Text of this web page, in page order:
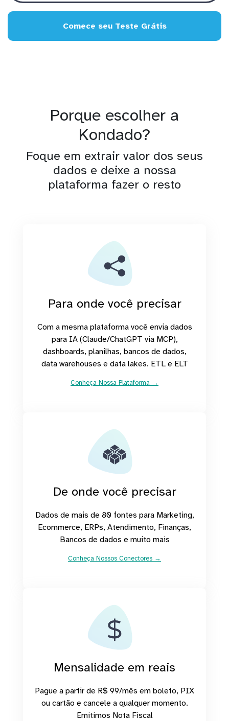
Comece seu Teste Grátis
Porque escolher a
Kondado?
Foque em extrair valor dos seus
dados e deixe a nossa
plataforma fazer o resto
Para onde você precisar
Com a mesma plataforma você envia dados
para IA (Claude/ChatGPT via MCP),
dashboards, planilhas, bancos de dados,
data warehouses e data lakes. ETL e ELT
Conheça Nossa Plataforma →
De onde você precisar
Dados de mais de 80 fontes para Marketing,
Ecommerce, ERPs, Atendimento, Finanças,
Bancos de dados e muito mais
Conheça Nossos Conectores →
Mensalidade em reais
Pague a partir de R$ 99/mês em boleto, PIX
ou cartão e cancele a qualquer momento.
Emitimos Nota Fiscal